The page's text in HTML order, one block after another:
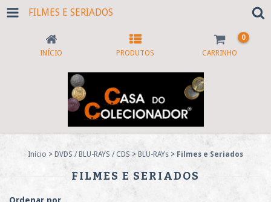
FILMES E SERIADOS
INÍCIO PRODUTOS CARRINHO
0
Início > DVDS / BLU-RAYS / CDS > BLU-RAYs > Filmes e Seriados
FILMES E SERIADOS